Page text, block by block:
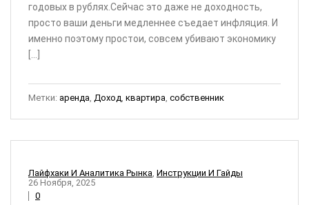
годовых в рублях.Сейчас это даже не доходность,
просто ваши деньги медленнее съедает инфляция. И
именно поэтому простои, совсем убивают экономику
Метки: аренда Доход квартира собственник
Лайфхаки И Аналитика Рынка Инструкции И Гайды
26 Ноября, 2025
0